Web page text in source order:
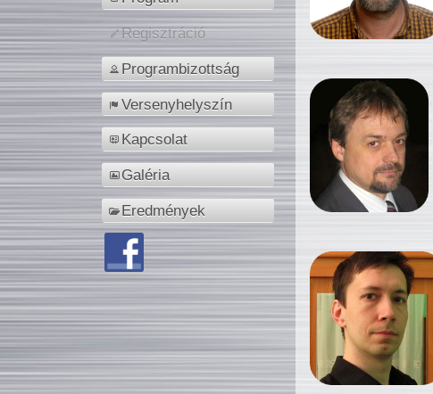
Regisztráció
Programbizottság
Versenyhelyszín
Kapcsolat
Galéria
Eredmények